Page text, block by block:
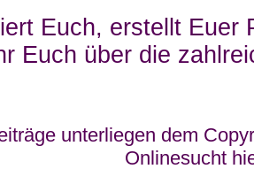
Euch, erstellt Euer
Euch über die
unterliegen dem
Onlinesucht